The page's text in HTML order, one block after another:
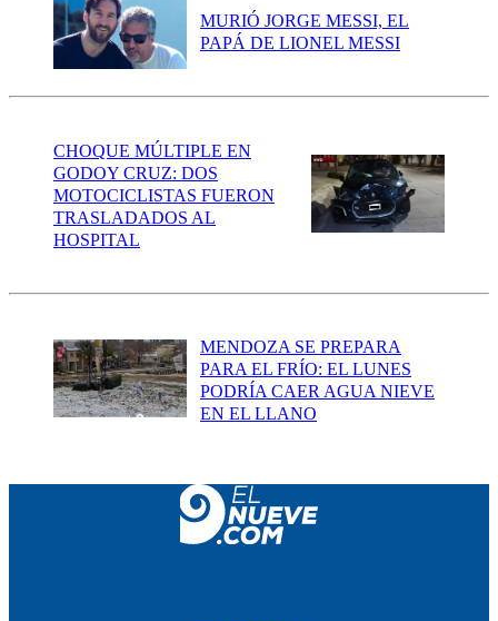
MURIÓ JORGE MESSI, EL
PAPÁ DE LIONEL MESSI
CHOQUE MÚLTIPLE EN
GODOY CRUZ: DOS
MOTOCICLISTAS FUERON
TRASLADADOS AL
HOSPITAL
MENDOZA SE PREPARA
PARA EL FRÍO: EL LUNES
PODRÍA CAER AGUA NIEVE
EN EL LLANO